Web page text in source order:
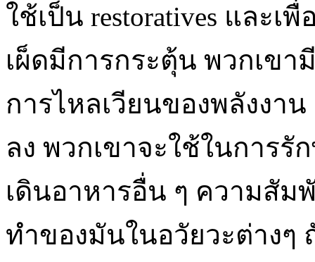
ใช้เป็น restoratives และ
เผ็ดมีการกระตุ้น พวกเขา
การไหลเวียนของพลังงา
ลง พวกเขาจะใช้ในการ
เดินอาหารอื่น ๆ ความสัม
ทำของมันในอวัยวะต่าง